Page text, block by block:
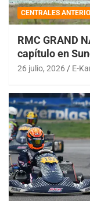
CENTRALES
RMC GRAND
capítulo en
26 julio, 2026 E-